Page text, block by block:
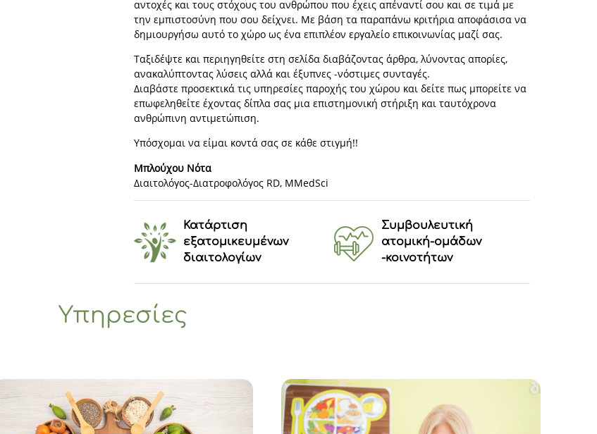
αντοχές και τους στόχους του ανθρώπου που έχεις απέναντί σου και σε τιμά με
την εμπιστοσύνη που σου δείχνει. Με βάση τα παραπάνω κριτήρια αποφάσισα να
δημιουργήσω αυτό το χώρο ως ένα επιπλέον εργαλείο επικοινωνίας μαζί σας.
Ταξιδέψτε και περιηγηθείτε στη σελίδα διαβάζοντας άρθρα, λύνοντας απορίες,
ανακαλύπτοντας λύσεις αλλά και έξυπνες -νόστιμες συνταγές.
Διαβάστε προσεκτικά τις υπηρεσίες παροχής του χώρου και δείτε πως μπορείτε να
επωφεληθείτε έχοντας δίπλα σας μια επιστημονική στήριξη και ταυτόχρονα
ανθρώπινη αντιμετώπιση.
Υπόσχομαι να είμαι κοντά σας σε κάθε στιγμή!!
Μπλούχου Νότα
Διαιτολόγος-Διατροφολόγος RD, MMedSci
Κατάρτιση
εξατομικευμένων
διαιτολογίων
Συμβουλευτική
ατομική-ομάδων
-κοινοτήτων
Υπηρεσίες